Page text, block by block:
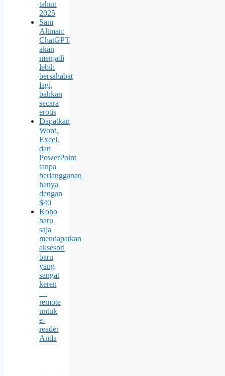
tahun
2025
Sam
Altman:
ChatGPT
akan
menjadi
lebih
bersahabat
lagi,
bahkan
secara
erotis
Dapatkan
Word,
Excel,
dan
PowerPoint
tanpa
berlangganan
hanya
dengan
$40
Kobo
baru
saja
mendapatkan
aksesori
baru
yang
sangat
keren
—
remote
untuk
e-
reader
Anda